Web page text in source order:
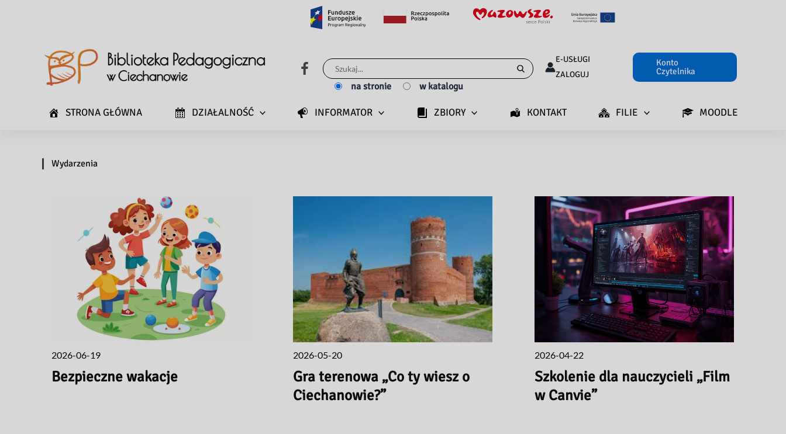
Szukaj
dla:
na stronie w katalogu
E-USŁUGI
ZALOGUJ
Konto
Czytelnika
STRONA GŁÓWNA DZIAŁALNOŚĆ INFORMATOR ZBIORY KONTAKT FILIE MOODLE
Wydarzenia
2026-06-19
Bezpieczne wakacje
2026-05-20
Gra terenowa „Co ty wiesz o
Ciechanowie?”
2026-04-22
Szkolenie dla nauczycieli „Film
w Canvie”